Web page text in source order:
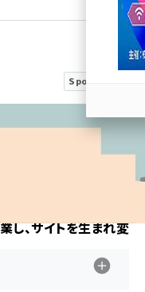
Sponsored
、サイトを生まれ変